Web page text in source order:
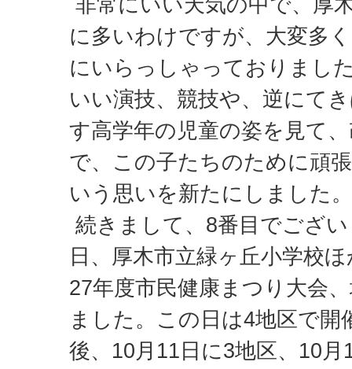
に多いわけですが、大変多
にいらっしゃっておりまし
いい演技、競技や、逆にて
す高学年の児童の姿を見て
で、この子たちのために頑
いう思いを新たにしました
続きまして、8番目でござ
日、厚木市立緑ヶ丘小学校
27年度市民健康まつり大会
ました。この日は4地区で
後、10月11日に3地区、10